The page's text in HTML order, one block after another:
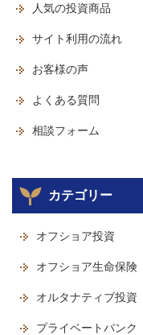
人気の投資商品
サイト利用の流れ
お客様の声
よくある質問
相談フォーム
カテゴリー
オフショア投資
オフショア生命保険
オルタナティブ投資
プライベートバンク